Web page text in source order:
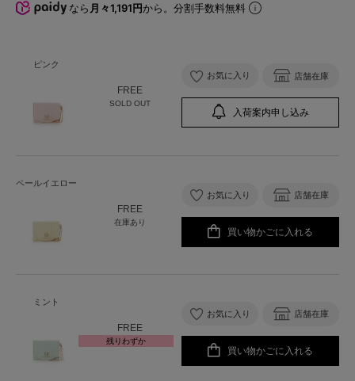
なら 月々1,191円から。分割手数料無料
ピンク
FREE
SOLD OUT
お気に入り 店舗在庫
入荷案内申し込み
ペールイエロー
FREE
在庫あり
お気に入り 店舗在庫
買い物かごに入れる
ミント
FREE
残りわずか
お気に入り 店舗在庫
買い物かごに入れる